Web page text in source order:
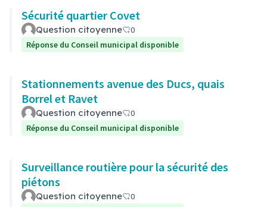
Sécurité quartier Covet
Question citoyenne
0
Réponse du Conseil municipal disponible
Stationnements avenue des Ducs, quais
Borrel et Ravet
Question citoyenne
0
Réponse du Conseil municipal disponible
Surveillance routière pour la sécurité des
piétons
Question citoyenne
0